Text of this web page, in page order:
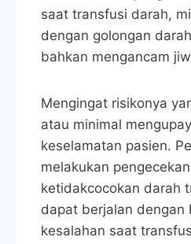
saat transfusi darah,
dengan golongan
bahkan mengancam
Mengingat risikonya
atau minimal
keselamatan pasien.
melakukan
ketidakcocokan darah
dapat berjalan dengan
kesalahan saat